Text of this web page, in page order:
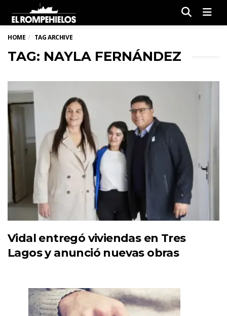
HOME TAG ARCHIVE
TAG: NAYLA FERNÁNDEZ
Vidal entregó viviendas en Tres
Lagos y anunció nuevas obras